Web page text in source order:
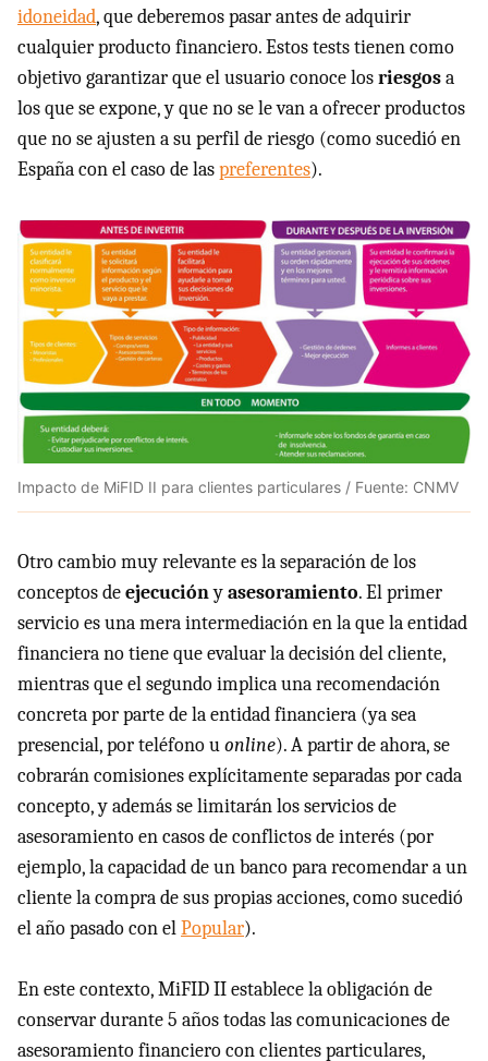
idoneidad, que deberemos pasar antes de adquirir
cualquier producto financiero. Estos tests tienen como
objetivo garantizar que el usuario conoce losriesgosa
los que se expone, y que no se le van a ofrecer productos
que no se ajusten a su perfil de riesgo (como sucedió en
España con el caso de laspreferentes).
Impacto de MiFID II para clientes particulares / Fuente: CNMV
Otro cambio muy relevante es la separación de los
conceptos deejecuciónyasesoramiento. El primer
servicio es una mera intermediación en la que la entidad
financiera no tiene que evaluar la decisión del cliente,
mientras que el segundo implica una recomendación
concreta por parte de la entidad financiera (ya sea
presencial, por teléfono uonline). A partir de ahora, se
cobrarán comisiones explícitamente separadas por cada
concepto, y además se limitarán los servicios de
asesoramiento en casos de conflictos de interés (por
ejemplo, la capacidad de un banco para recomendar a un
cliente la compra de sus propias acciones, como sucedió
el año pasado con elPopular).
En este contexto, MiFID II establece la obligación de
conservar durante 5 años todas las comunicaciones de
asesoramiento financiero con clientes particulares,